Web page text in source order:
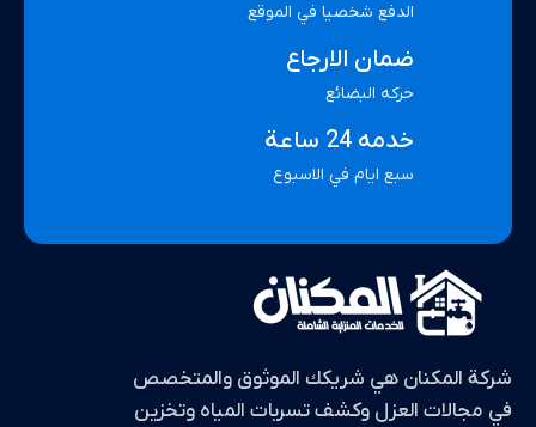
الدفع شخصيا في الموقع
ضمان الارجاع
حركه البضائع
خدمه 24 ساعة
سبع ايام في الاسبوع
شركة المكنان هي شريكك الموثوق والمتخصص
في مجالات العزل وكشف تسربات المياه وتخزين